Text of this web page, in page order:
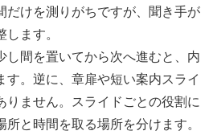
だけを測りがちですが、聞き手が
ます。
し間を置いてから次へ進むと、内
す。逆に、章扉や短い案内スライ
りません。スライドごとの役割に
と時間を取る場所を分けます。